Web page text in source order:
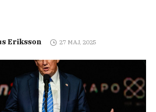
Eriksson 27 MAJ, 2025